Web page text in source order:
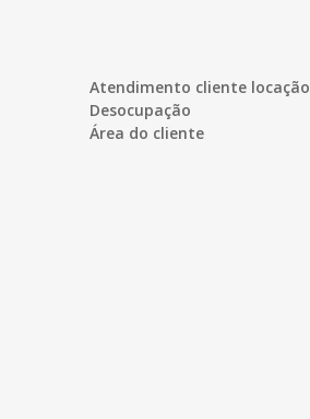
Atendimento cliente locação
Desocupação
Área do cliente